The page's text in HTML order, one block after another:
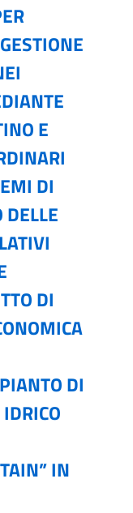
E
DI
DELLE
DI
DI
IN